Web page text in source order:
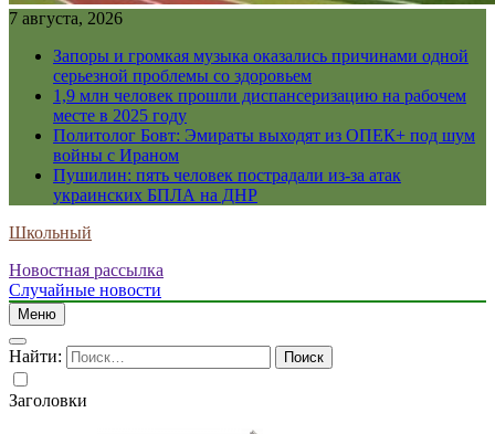
7 августа, 2026
Запоры и громкая музыка оказались причинами одной
серьезной проблемы со здоровьем
1,9 млн человек прошли диспансеризацию на рабочем
месте в 2025 году
Политолог Бовт: Эмираты выходят из ОПЕК+ под шум
войны с Ираном
Пушилин: пять человек пострадали из-за атак
украинских БПЛА на ДНР
Школьный
Новостная рассылка
Случайные новости
Меню
Найти:
Заголовки